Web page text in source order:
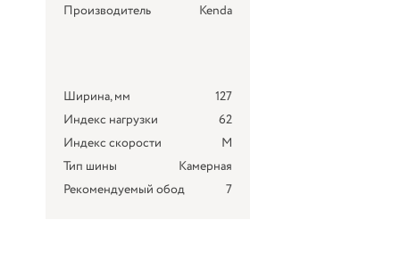
Производитель Kenda
Ширина, мм
127
Индекс нагрузки
62
Индекс скорости
M
Тип шины
Камерная
Рекомендуемый обод
7